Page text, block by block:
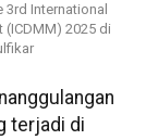
International
2025 di
terjadi di